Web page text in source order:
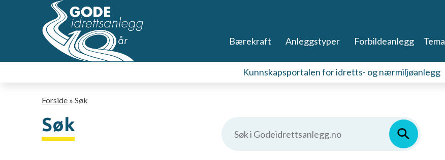
hovedsideinnhold
Bærekraft Anleggstyper Forbildeanlegg Tema
Kunnskapsportalen for idretts- og nærmiljøanlegg
Navigasjonssti
Forside Søk
Søk